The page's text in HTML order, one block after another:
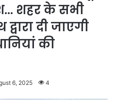
शहर के सभी
दी जाएगी
की
6, 2025 4